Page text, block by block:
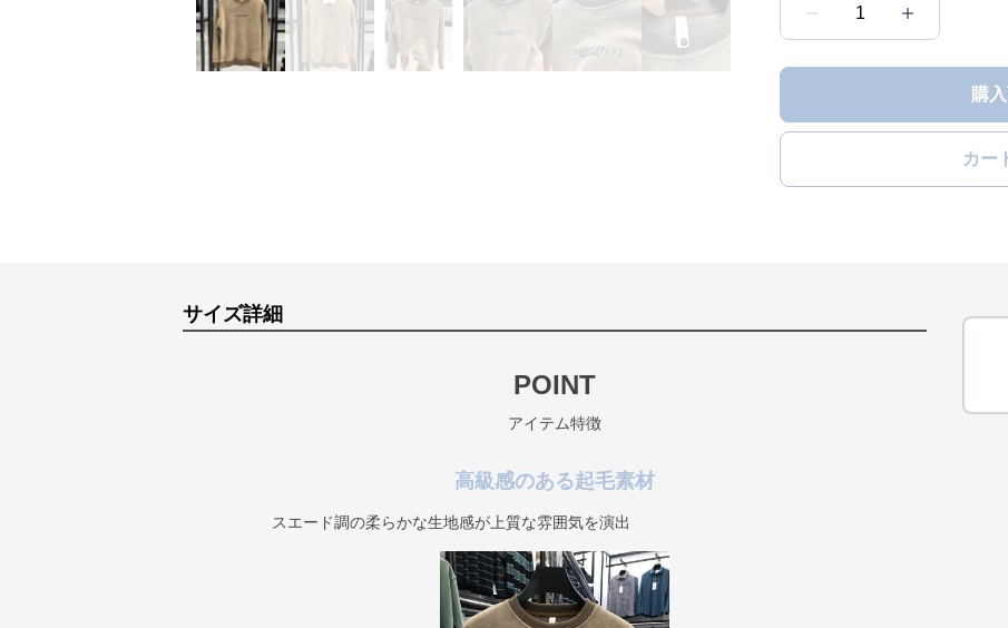
1
購
カー
サイズ詳細
POINT
アイテム特徴
高級感のある起毛素材
スエード調の柔らかな生地感が上質な雰囲気を演出